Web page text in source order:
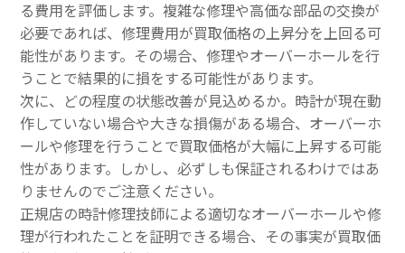
る費用を評価します。複雑な修理や高価な部品の交換が
必要であれば、修理費用が買取価格の上昇分を上回る可
能性があります。その場合、修理やオーバーホールを行
うことで結果的に損をする可能性があります。
次に、どの程度の状態改善が見込めるか。時計が現在動
作していない場合や大きな損傷がある場合、オーバーホ
ールや修理を行うことで買取価格が大幅に上昇する可能
性があります。しかし、必ずしも保証されるわけではあ
りませんのでご注意ください。
正規店の時計修理技師による適切なオーバーホールや修
理が行われたことを証明できる場合、その事実が買取価